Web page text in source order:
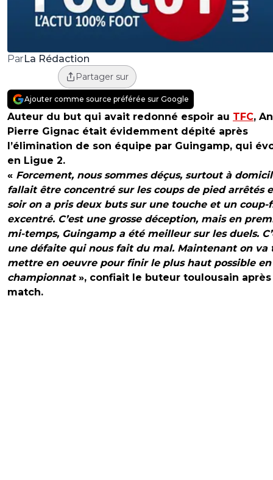
ParLa Rédaction
Partager sur
Ajouter comme source préférée sur Google
Auteur du but qui avait redonné espoir au TFC,
Pierre Gignac était évidemment dépité après
l’élimination de son équipe par Guingamp, qui
en Ligue 2.
« Forcement, nous sommes déçus, surtout à
fallait être concentré sur les coups de pied arrêtés
soir on a pris deux buts sur une touche et un coup-
excentré. C’est une grosse déception, mais en
mi-temps, Guingamp a été meilleur sur les duels.
une défaite qui nous fait du mal. Maintenant on va
mettre en oeuvre pour finir le plus haut possible en
championnat», confiait le buteur toulousain
match.